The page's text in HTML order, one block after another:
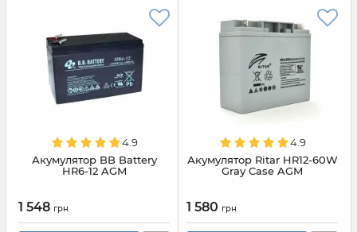
4.9
Акумулятор BB Battery
HR6-12 AGM
1 548 грн
4.9
Акумулятор Ritar HR12-60W
Gray Case AGM
1 580 грн